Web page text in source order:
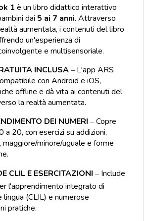
1 è un libro didattico interattivo
dai 5 ai 7 anni. Attraverso
aumentata, i contenuti del libro
un'esperienza di
e multisensoriale.
INCLUSA– L'app ARS
con Android e iOS,
offline e dà vita ai contenuti del
la realtà aumentata.
DEI NUMERI –Copre
a 20, con esercizi su addizioni,
maggiore/minore/uguale e forme
CLIL E ESERCITAZIONI – Include
l'apprendimento integrato di
lingua (CLIL) e numerose
pratiche.